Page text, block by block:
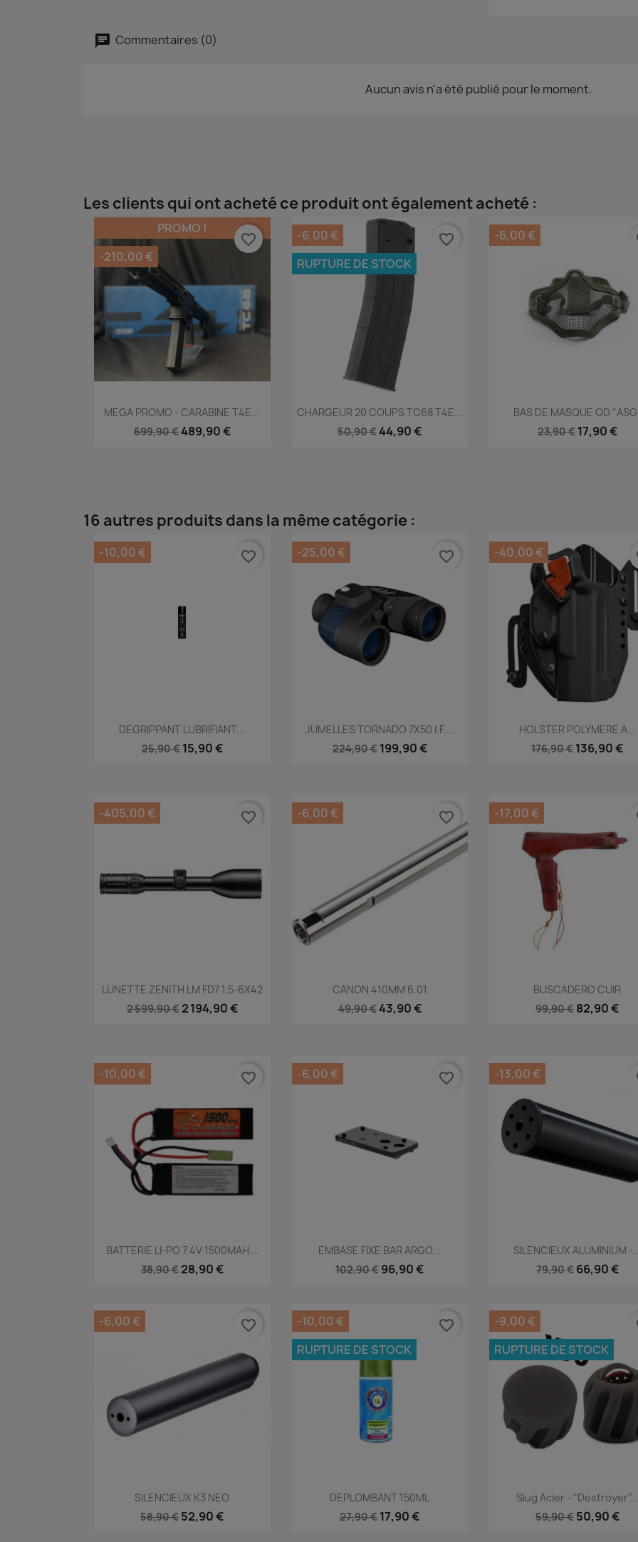
Commentaires (0)
Aucun avis n'a été publié pour le moment.
Les clients qui ont acheté ce produit ont également acheté :
Aperçu rapide
MEGA PROMO - CARABINE T4E...
699,90 € 489,90 €
PROMO !
-210,00 €
favorite_border
Aperçu rapide
CHARGEUR 20 COUPS TC68 T4E...
50,90 € 44,90 €
-6,00 €
RUPTURE DE STOCK
favorite_border
Aperçu rapide
BAS DE MASQUE OD
23,90 € 17,90 €
-6,00 €
16 autres produits dans la même catégorie :
Aperçu rapide
DEGRIPPANT LUBRIFIANT...
25,90 € 15,90 €
-10,00 € favorite_border
Aperçu rapide
JUMELLES TORNADO 7X50 I.F....
224,90 € 199,90 €
-25,00 € favorite_border
Aperçu rapide
HOLSTER POLYMERE A...
176,90 € 136,90 €
-40,00 €
Aperçu rapide
LUNETTE ZENITH LM FD7 1.5-6X42
2 599,90 € 2 194,90 €
-405,00 € favorite_border
Aperçu rapide
CANON 410MM 6.01
49,90 € 43,90 €
-6,00 € favorite_border
Aperçu rapide
BUSCADERO CUIR
99,90 € 82,90 €
-17,00 €
Aperçu rapide
BATTERIE LI-PO 7.4V 1500MAH...
38,90 € 28,90 €
-10,00 € favorite_border
Aperçu rapide
EMBASE FIXE BAR ARGO...
102,90 € 96,90 €
-6,00 € favorite_border
Aperçu rapide
SILENCIEUX ALUMINIUM -
79,90 € 66,90 €
-13,00 €
Aperçu rapide
SILENCIEUX K3 NEO
58,90 € 52,90 €
-6,00 € favorite_border
Aperçu rapide
DEPLOMBANT 150ML
27,90 € 17,90 €
-10,00 €
RUPTURE DE STOCK
favorite_border
Aperçu rapide
Slug Acier - "Destroyer"...
59,90 € 50,90 €
-9,00 €
RUPTURE DE STOCK